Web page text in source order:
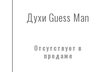
Духи Guess Man
Отсутствует в
продаже